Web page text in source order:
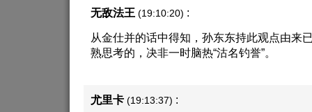
无敌法王 (19:10:20) :
从金仕并的话中得知，孙东东持此观点由来
熟思考的，决非一时脑热“沽名钓誉”。
尤里卡 (19:13:37) :